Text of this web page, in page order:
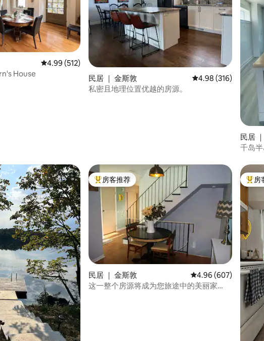
161 条评价
平均评分 4.99 分（满分 5 分），共 512 条评价
4.99 (512)
House
民居 ｜ 金斯敦 平均评分 4.98 分（满
4.98 (316)
私密且地理位置优越的房源。
民居
千岛
152 条评价
热门「房客推荐」
房客推荐
民居 ｜ 金斯敦 平均评分 4.96 分（
4.96 (607)
这一整个房源将成为您旅途中的美丽家
热门
房